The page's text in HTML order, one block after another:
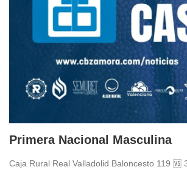
Primera Nacional Masculina
Caja Rural Real Valladolid Baloncesto 119 🆚